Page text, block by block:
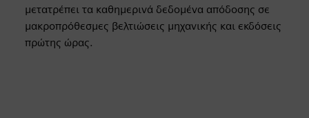
μετατρέπει τα καθημερινά δεδομένα απόδοσης σε
μακροπρόθεσμες βελτιώσεις μηχανικής και εκδόσεις
πρώτης ώρας.